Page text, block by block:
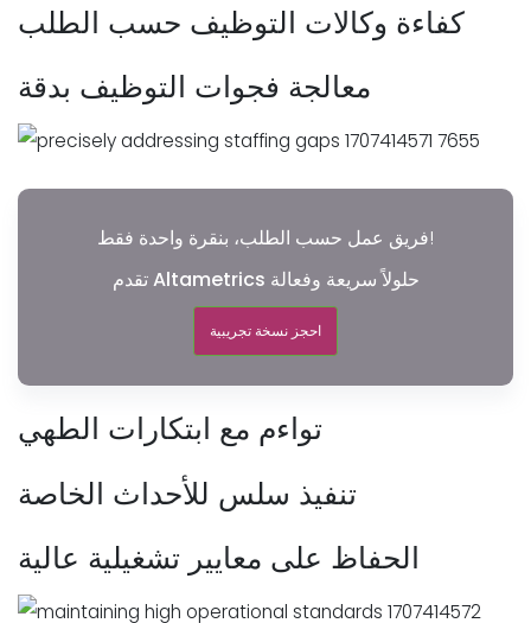
كفاءة وكالات التوظيف حسب الطلب
معالجة فجوات التوظيف بدقة
فريق عمل حسب الطلب، بنقرة واحدة فقط!
تقدم Altametrics حلولاً سريعة وفعالة
احجز نسخة تجريبية
تواءم مع ابتكارات الطهي
تنفيذ سلس للأحداث الخاصة
الحفاظ على معايير تشغيلية عالية